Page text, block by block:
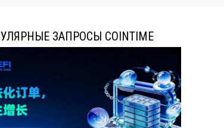
Безопасность Активность
ЗАПРОСЫ COINTIME